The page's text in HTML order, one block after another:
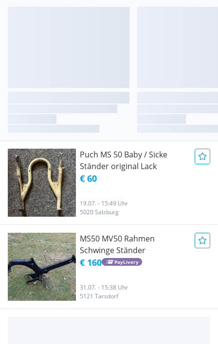
Puch MS 50 Baby / Sicke
Ständer original Lack
€ 60
19.07. - 15:49 Uhr
5020 Salzburg
MS50 MV50 Rahmen
Schwinge Ständer
€ 160 PayLivery
31.07. - 15:38 Uhr
5121 Tarsdorf